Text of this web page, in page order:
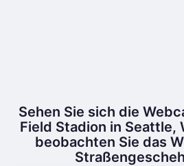
Sehen Sie sich die
Field Stadion in Seattle,
beobachten Sie das